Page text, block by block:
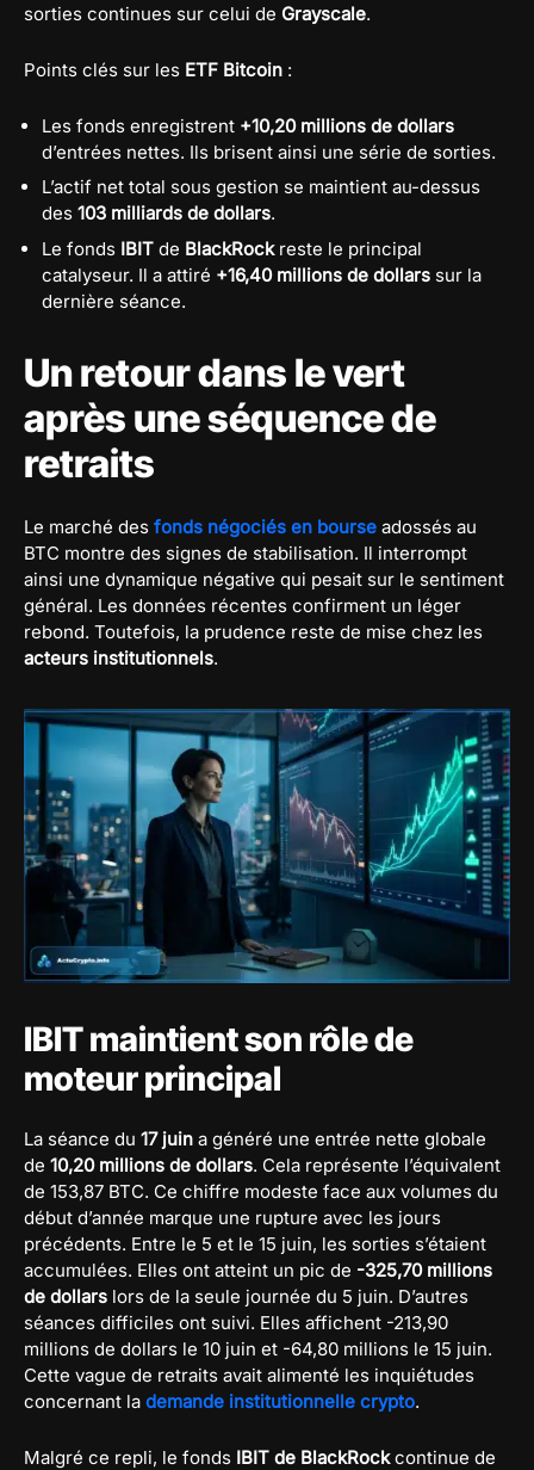
sorties continues sur celui de Grayscale.
Points clés sur les ETF Bitcoin :
Les fonds enregistrent +10,20 millions de dollars
d’entrées nettes. Ils brisent ainsi une série de sorties.
L’actif net total sous gestion se maintient au-dessus
des 103 milliards de dollars.
Le fonds IBIT de BlackRockreste le principal
catalyseur. Il a attiré +16,40 millions de dollars sur la
dernière séance.
Un retour dans le vert
après une séquence de
retraits
Le marché des fonds négociés en bourse adossés au
BTC montre des signes de stabilisation. Il interrompt
ainsi une dynamique négative qui pesait sur le sentiment
général. Les données récentes confirment un léger
rebond. Toutefois, la prudence reste de mise chez les
acteurs institutionnels.
IBIT maintient son rôle de
moteur principal
La séance du 17 juin a généré une entrée nette globale
de 10,20 millions de dollars. Cela représente l’équivalent
de 153,87 BTC. Ce chiffre modeste face aux volumes du
début d’année marque une rupture avec les jours
précédents. Entre le 5 et le 15 juin, les sorties s’étaient
accumulées. Elles ont atteint un pic de -325,70 millions
de dollars lors de la seule journée du 5 juin. D’autres
séances difficiles ont suivi. Elles affichent -213,90
millions de dollars le 10 juin et -64,80 millions le 15 juin.
Cette vague de retraits avait alimenté les inquiétudes
concernant la demande institutionnelle crypto.
Malgré ce repli, le fonds IBIT de BlackRockcontinue de